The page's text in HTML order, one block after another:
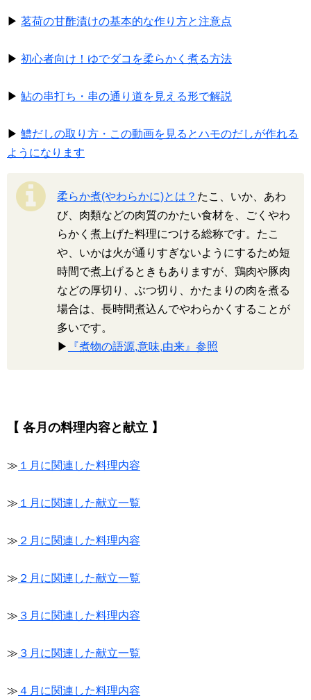
▶ 茗荷の甘酢漬けの基本的な作り方と注意点
▶ 初心者向け！ゆでダコを柔らかく煮る方法
▶ 鮎の串打ち・串の通り道を見える形で解説
▶ 鱧だしの取り方・この動画を見るとハモのだしが作れる
ようになります
柔らか煮(やわらかに)とは？ たこ、いか、あわ
び、肉類などの肉質のかたい食材を、ごくやわ
らかく煮上げた料理につける総称です。たこ
や、いかは火が通りすぎないようにするため短
時間で煮上げるときもありますが、鶏肉や豚肉
などの厚切り、ぶつ切り、かたまりの肉を煮る
場合は、長時間煮込んでやわらかくすることが
多いです。
▶
『煮物の語源,意味,由来』参照
【 各月の料理内容と献立 】
≫ １月に関連した料理内容
≫ １月に関連した献立一覧
≫ ２月に関連した料理内容
≫ ２月に関連した献立一覧
≫ ３月に関連した料理内容
≫ ３月に関連した献立一覧
≫ ４月に関連した料理内容